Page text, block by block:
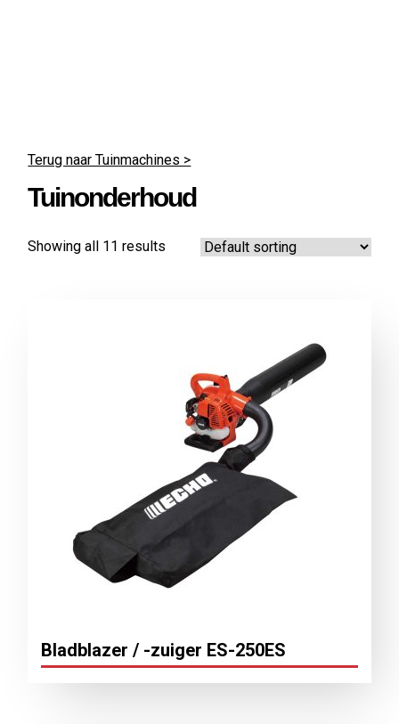
Terug naar Tuinmachines >
Tuin­onderhoud
Showing all 11 results
Bladblazer / -zuiger ES-250ES